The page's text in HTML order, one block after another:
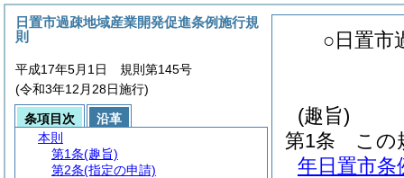
○日置市
(趣旨)
第1条
この
年日置市条
日置市過疎地域産業開発促進条例施行規
則
平成17年5月1日 規則第145号
(令和3年12月28日施行)
条項目次
沿革
本則
第1条(趣旨)
第2条(指定の申請)